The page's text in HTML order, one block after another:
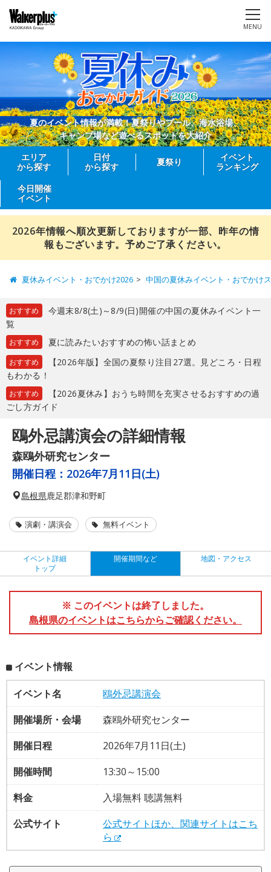
MENU
夏のイベント情報が満載！夏祭りやプール、海水浴場、
キャンプ場など遊べるスポットを大紹介
エリア
から探す
日付
から探す
夏祭り
イベント
ランキング
今日開催
イベント
2026年情報へ順次更新しておりますが一部、昨年の情
報もございます。予めご了承ください。
夏休みイベント・おでかけ2026 中国の夏休みイベント・おでかけ
おすすめ
今週末8/8(土)～8/9(日)開催の中国の夏休みイベント一
覧
おすすめ 夏に読みたいおすすめの怖い話まとめ
おすすめ
【2026年版】全国の夏祭り注目27選。見どころ・日程
もわかる！
おすすめ
【2026夏休み】おうち時間を充実させるおすすめの過
ごし方ガイド
鴎外忌講演会の詳細情報
森鴎外研究センター
開催日程： 2026年7月11日(土)
島根県鹿足郡津和野町
演劇・講演会 無料イベント
イベント詳細
トップ
開催期間など 地図・アクセス
※ このイベントは終了しました。
島根県のイベントはこちらからご確認ください。
イベント情報
イベント名
鴎外忌講演会
開催場所・会場
森鴎外研究センター
開催日程
2026年7月11日(土)
開催時間
13:30～15:00
料金
入場無料 聴講無料
公式サイト
公式サイトほか、関連サイトはこち
ら